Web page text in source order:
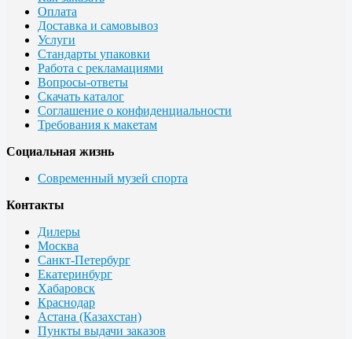
Оплата
Доставка и самовывоз
Услуги
Стандарты упаковки
Работа с рекламациями
Вопросы-ответы
Скачать каталог
Соглашение о конфиденциальности
Требования к макетам
Социальная жизнь
Современный музей спорта
Контакты
Дилеры
Москва
Санкт-Петербург
Екатеринбург
Хабаровск
Краснодар
Астана (Казахстан)
Пункты выдачи заказов